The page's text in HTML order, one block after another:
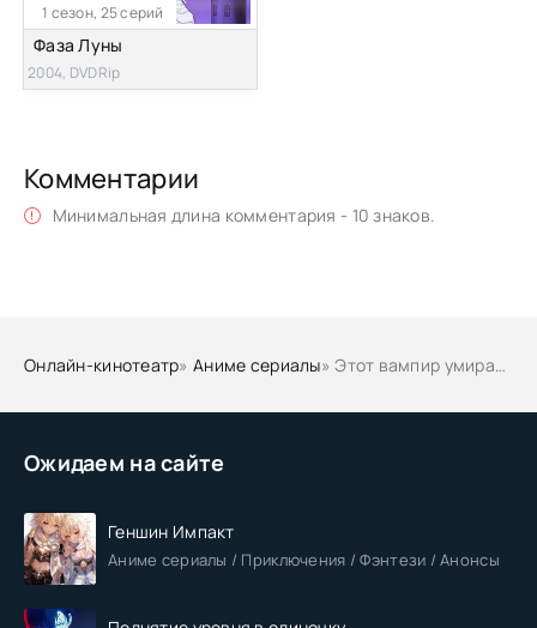
Ожидаем на сайте
Геншин Импакт
Аниме сериалы / Приключения / Фэнтези / Анонсы
1 сезон, 25 серий
Фаза Луны
2004, DVDRip
Комментарии
Минимальная длина комментария - 10 знаков.
Онлайн-кинотеатр»Аниме сериалы» Этот вампир умирает не вовремя